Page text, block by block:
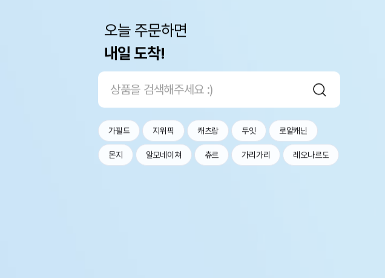
오늘 주문하면
내일 도착!
가필드 지위픽 캐츠랑 두잇 로얄캐닌
몬지 알모네이쳐 츄르 가리가리 레오나르도